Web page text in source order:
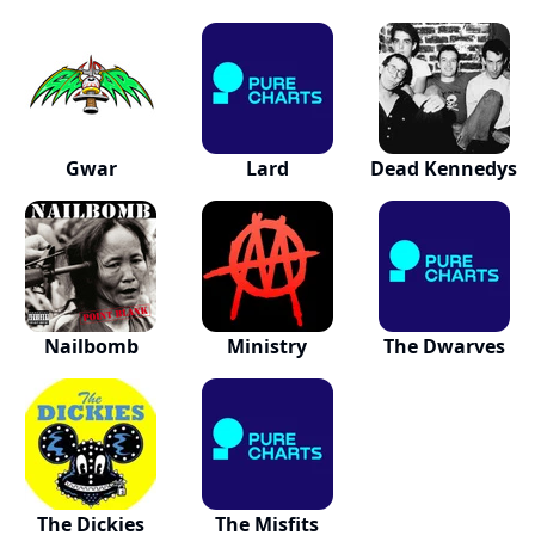
Gwar Lard Dead Kennedys
Nailbomb Ministry The Dwarves
The Dickies The Misfits